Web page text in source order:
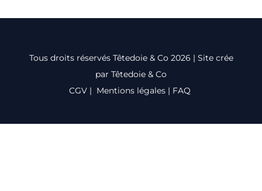
Tous droits réservés Têtedoie & Co 2026 | Site crée
par Têtedoie & Co
CGV | Mentions légales | FAQ